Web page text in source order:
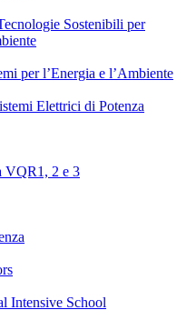
Sostenibili per
per l’Energia e l’Ambiente
Elettrici di Potenza
VQR1, 2 e 3
Intensive School